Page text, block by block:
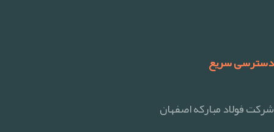
دسترسی سریع
شرکت فولاد مبارکه اصفهان